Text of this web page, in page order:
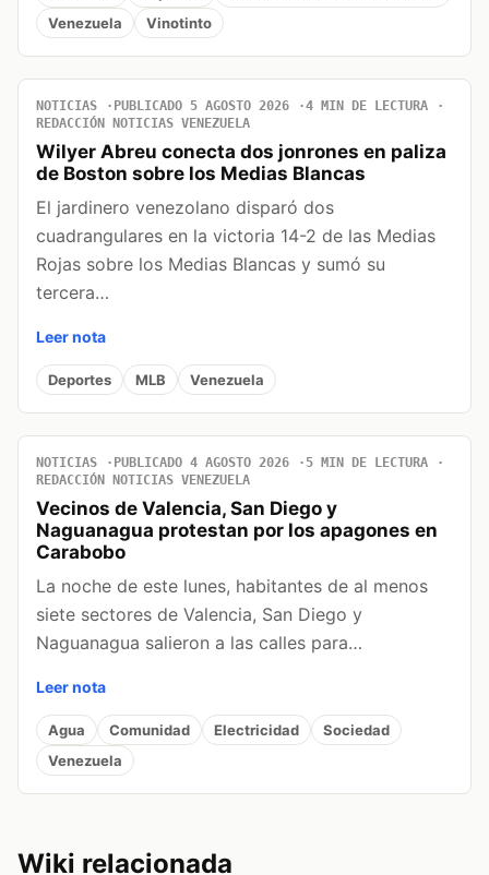
Venezuela
Vinotinto
NOTICIAS PUBLICADO 5 AGOSTO 2026
4 MIN DE LECTURA
REDACCIÓN NOTICIAS VENEZUELA
Wilyer Abreu conecta dos jonrones en paliza
de Boston sobre los Medias Blancas
El jardinero venezolano disparó dos
cuadrangulares en la victoria 14-2 de las Medias
Rojas sobre los Medias Blancas y sumó su
tercera…
Leer nota
Deportes MLB Venezuela
NOTICIAS PUBLICADO 4 AGOSTO 2026
5 MIN DE LECTURA
REDACCIÓN NOTICIAS VENEZUELA
Vecinos de Valencia, San Diego y
Naguanagua protestan por los apagones en
Carabobo
La noche de este lunes, habitantes de al menos
siete sectores de Valencia, San Diego y
Naguanagua salieron a las calles para…
Leer nota
Agua Comunidad Electricidad
Sociedad
Venezuela
Wiki relacionada